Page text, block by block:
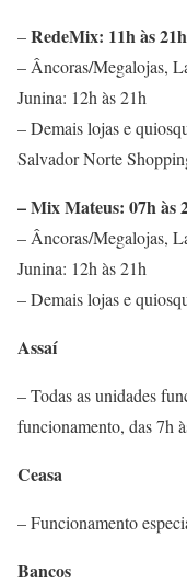
–RedeMix: 11h às 21h
– Âncoras/Megalojas,
Junina: 12h às 21h
– Demais lojas e
Salvador Norte
– Mix Mateus: 07h às
– Âncoras/Megalojas,
Junina: 12h às 21h
– Demais lojas e
Assaí
– Todas as unidades
funcionamento, das 7h
Ceasa
– Funcionamento
Bancos